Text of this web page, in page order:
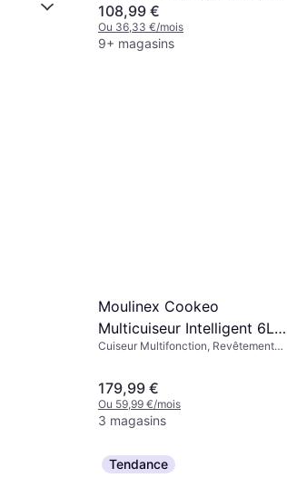
Antiadhésif, Minuterie, Écran, Fonction
Maintien au Chaud, 6L
108,99 €
Ou 36,33 €/mois
9+ magasins
Moulinex Cookeo
Multicuiseur Intelligent 6L
1600W
Cuiseur Multifonction, Revêtement
179,99 €
Ou 59,99 €/mois
3 magasins
Tendance